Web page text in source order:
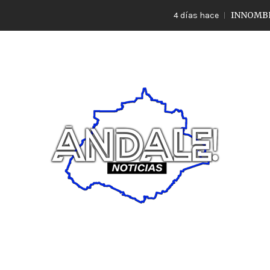
4 días hace INNOMBRABLE